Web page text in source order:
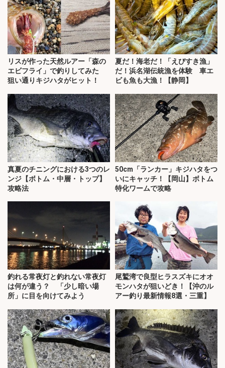
リスが作った天然ルアー「森の
エビフライ」で釣りしてみた
狙い通りキジハタがヒット！
夏だ！海老だ！「えびすき漁」
だ！浜名湖伝統漁を体験 車エ
ビも魚も大漁！【静岡】
真夏のチニングにおける3つのレ
ンジ【ボトム・中層・トップ】
攻略法
50cm「ランカー」キジハタをつ
いにキャッチ！【岡山】ボトム
特化ワームで攻略
釣れる常夜灯と釣れない常夜灯
は何が違う？ 「少し暗い場
所」に目を向けてみよう
尾鷲湾で良型ヒラスズキにオオ
モンハタが狙いどき！【沖のル
アー釣り最新情報8選・三重】